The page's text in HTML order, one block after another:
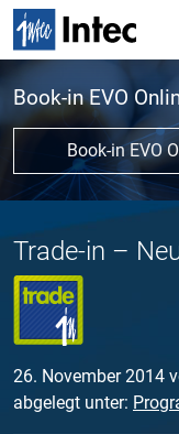
Book-in EVO
Book-in EVO
Trade-in –
26. November 2014
abgelegt unter: